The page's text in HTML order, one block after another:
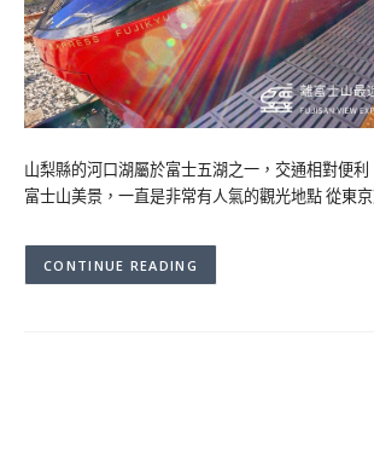
山梨縣的河口湖屬於富士五湖之一，交通相對便利
富士山美景，一直是非常有人氣的觀光地點 從東
CONTINUE READING